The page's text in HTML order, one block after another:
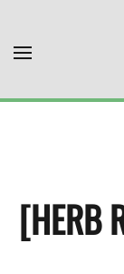
Skip to
[HERB